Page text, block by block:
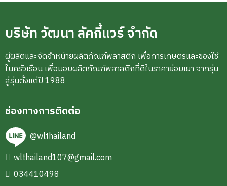
บริษัท วัฒนา ลัคกี้แวร์ จำกัด
ผู้ผลิตและจัดจำหน่ายผลิตภัณฑ์พลาสติก เพื่อการเกษตรและของใช้
ในครัวเรือน เพื่อมอบผลิตภัณฑ์พลาสติกที่ดีในราคาย่อมเยา จากรุ่น
สู่รุ่นตั้งแต่ปี 1988
ช่องทางการติดต่อ
@wlthailand
wlthailand107@gmail.com
034410498